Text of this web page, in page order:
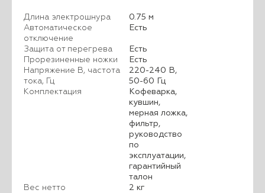
Длина электрошнура
0.75 м
Автоматическое
отключение
Есть
Защита от перегрева
Есть
Прорезиненные ножки
Есть
Напряжение В, частота
тока, Гц
220-240 В,
50-60 Гц
Комплектация
Кофеварка,
кувшин,
мерная ложка,
фильтр,
руководство
по
эксплуатации,
гарантийный
талон
Вес нетто
2 кг